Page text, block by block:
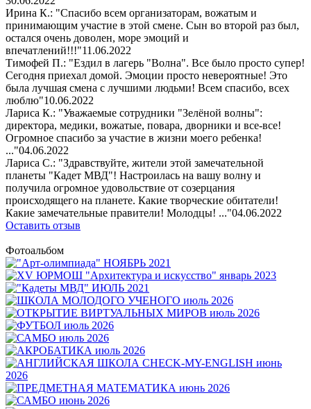
Ирина К.: "Спасибо всем организаторам, вожатым и
принимающим участие в этой смене. Сын во второй раз был,
остался очень доволен, море эмоций и
впечатлений!!!"11.06.2022
Тимофей П.: "Ездил в лагерь "Волна". Все было просто супер!
Сегодня приехал домой. Эмоции просто невероятные! Это
была лучшая смена с лучшими людьми! Всем спасибо, всех
люблю"10.06.2022
Лариса К.: "Уважаемые сотрудники "Зелёной волны":
директора, медики, вожатые, повара, дворники и все-все!
Огромное спасибо за участие в жизни моего ребенка!
..."04.06.2022
Лариса С.: "Здравствуйте, жители этой замечательной
планеты "Кадет МВД"! Настроилась на вашу волну и
получила огромное удовольствие от созерцания
происходящего на планете. Какие творческие обитатели!
Какие замечательные правители! Молодцы! ..."04.06.2022
Оставить отзыв
Фотоальбом